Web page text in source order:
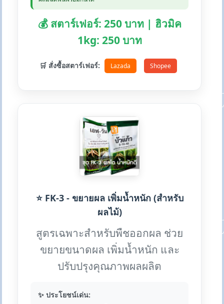
💰 สตาร์เฟอร์: 250 บาท | ฮิวมิค
1kg: 250 บาท
🛒 สั่งซื้อสตาร์เฟอร์: Lazada Shopee
⭐ FK-3 - ขยายผล เพิ่มน้ำหนัก (สำหรับ
ผลไม้)
สูตรเฉพาะสำหรับพืชออกผล ช่วย
ขยายขนาดผล เพิ่มน้ำหนัก และ
ปรับปรุงคุณภาพผลผลิต
✨ ประโยชน์เด่น: